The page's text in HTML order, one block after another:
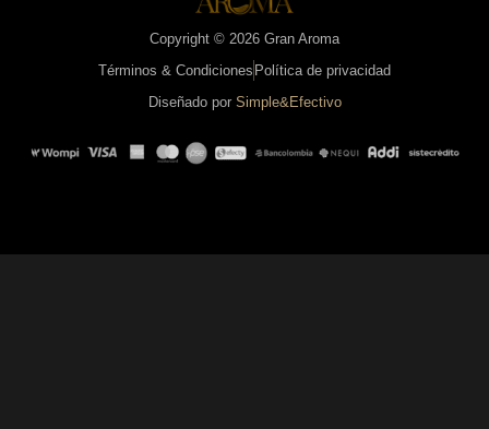
Copyright © 2026 Gran Aroma
Términos & Condiciones Política de privacidad
Diseñado por Simple&Efectivo